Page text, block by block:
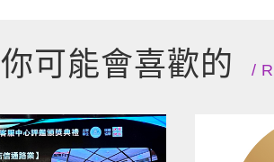
你可能會喜歡的